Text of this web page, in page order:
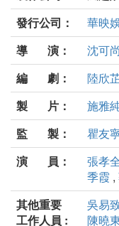
發行公司：
華映
導 演：
沈可尚
編 劇：
陸欣
製 片：
施雅
監 製：
瞿友
演 員：
張孝
季霞 ,
其他重要
工作人員 :
吳易
陳曉